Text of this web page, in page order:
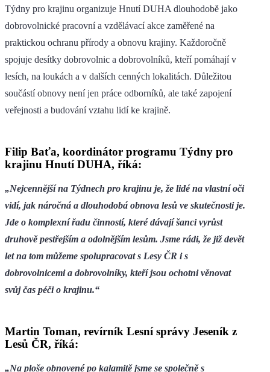
Týdny pro krajinu organizuje Hnutí DUHA dlouhodobě jako
dobrovolnické pracovní a vzdělávací akce zaměřené na
praktickou ochranu přírody a obnovu krajiny. Každoročně
spojuje desítky dobrovolnic a dobrovolníků, kteří pomáhají v
lesích, na loukách a v dalších cenných lokalitách. Důležitou
součástí obnovy není jen práce odborníků, ale také zapojení
veřejnosti a budování vztahu lidí ke krajině.
Filip Baťa, koordinátor programu Týdny pro
krajinu Hnutí DUHA, říká:
„Nejcennější na Týdnech pro krajinu je, že lidé na vlastní oči
vidí, jak náročná a dlouhodobá obnova lesů ve skutečnosti je.
Jde o komplexní řadu činností, které dávají šanci vyrůst
druhově pestřejším a odolnějším lesům. Jsme rádi, že již devět
let na tom můžeme spolupracovat s Lesy ČR i s
dobrovolnicemi a dobrovolníky, kteří jsou ochotni věnovat
svůj čas péči o krajinu.“
Martin Toman, revírník Lesní správy Jeseník z
Lesů ČR, říká:
„Na ploše obnovené po kalamitě jsme se společně s